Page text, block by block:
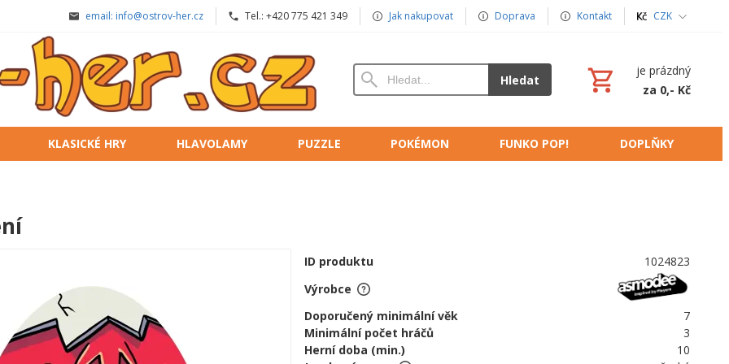
email: info@ostrov-her.cz Tel.: +420 775 421 349 Jak nakupovat Doprava Kontakt CZK
Hledat
je prázdný
za 0,- Kč
KLASICKÉ HRY HLAVOLAMY PUZZLE POKÉMON FUNKO POP! DOPLŇKY
ID produktu
1024823
Výrobce
Doporučený minimální věk
7
Minimální počet hráčů
3
Herní doba (min.)
10